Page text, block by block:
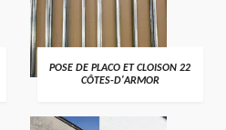
POSE DE PLACO ET CLOISON 22
CÔTES-D'ARMOR